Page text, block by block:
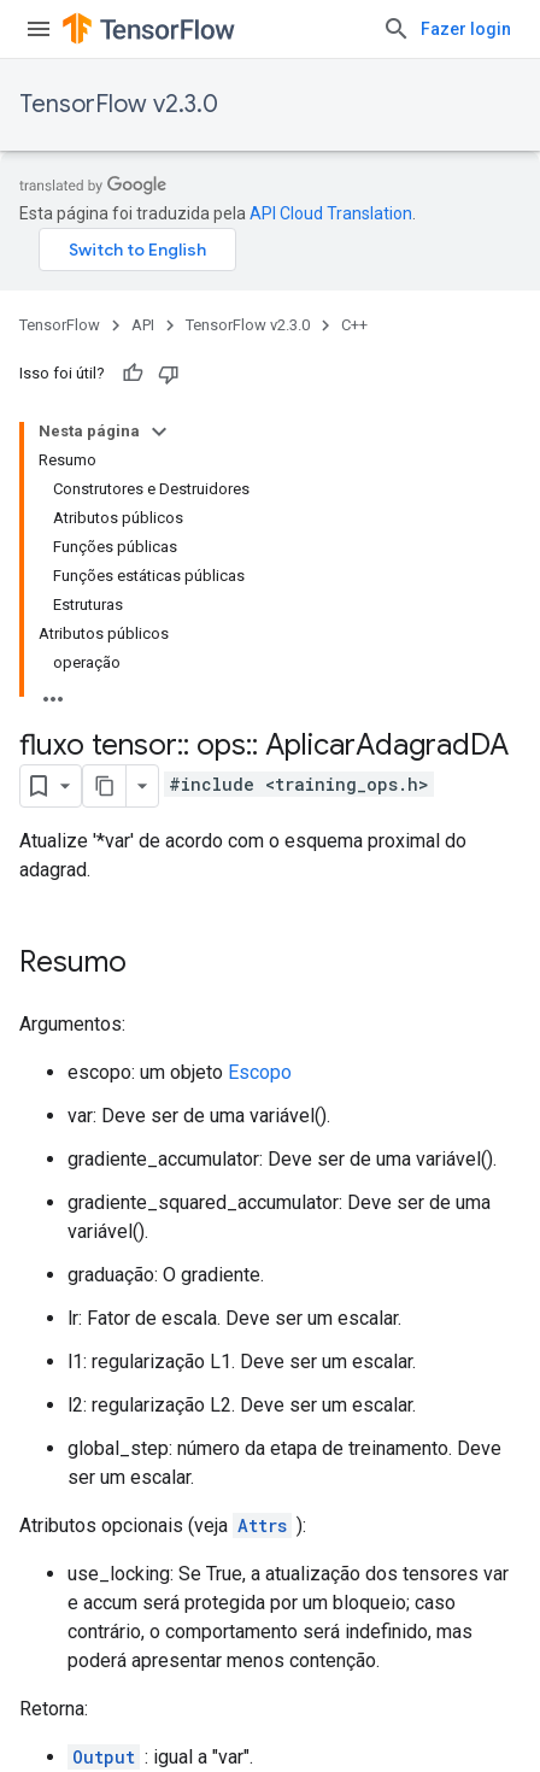
Fazer login
TensorFlow v2.3.0
Esta página foi traduzida pela API Cloud Translation
TensorFlow API TensorFlow v2.3.0 C++
Isso foi útil?
Nesta página
Resumo
Construtores e Destruidores
Atributos públicos
Funções públicas
Funções estáticas públicas
Estruturas
Atributos públicos
operação
fluxo tensor:: ops:: AplicarAdagradDA
#include <training_ops.h>
Atualize '*var' de acordo com o esquema proximal do
adagrad.
Resumo
Argumentos:
escopo: um objeto Escopo
var: Deve ser de uma variável().
gradiente_accumulator: Deve ser de uma variável().
gradiente_squared_accumulator: Deve ser de uma
variável().
graduação: O gradiente.
lr: Fator de escala. Deve ser um escalar.
l1: regularização L1. Deve ser um escalar.
l2: regularização L2. Deve ser um escalar.
global_step: número da etapa de treinamento. Deve
ser um escalar.
Atributos opcionais (veja Attrs ):
use_locking: Se True, a atualização dos tensores var
e accum será protegida por um bloqueio; caso
contrário, o comportamento será indefinido, mas
poderá apresentar menos contenção.
Retorna:
Output : igual a "var".